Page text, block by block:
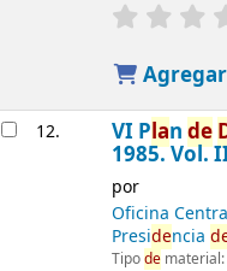
12. VI Plan de
1985. Vol.
por
Oficina
Presidencia
Tipodematerial: